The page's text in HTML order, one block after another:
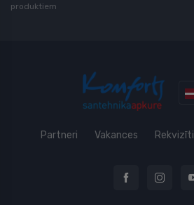
produktiem
Partneri Vakances Rekvizīti